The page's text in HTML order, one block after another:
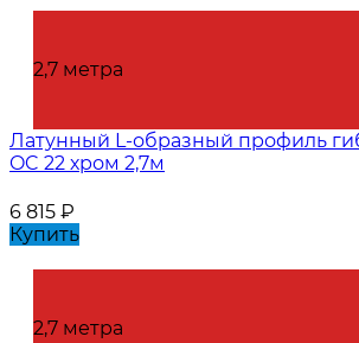
2,7 метра
Латунный L-образный профиль
OC 22 хром 2,7м
6 815 ₽
Купить
2,7 метра